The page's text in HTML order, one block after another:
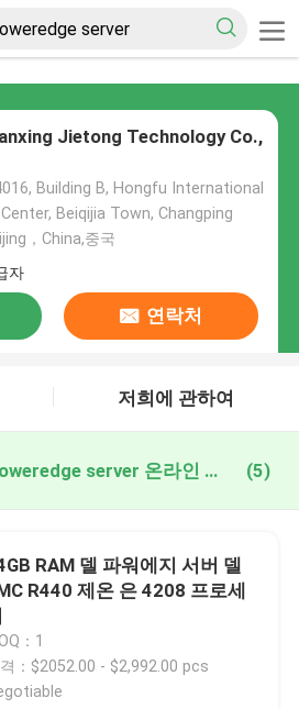
Jietong Technology Co.,
Building B, Hongfu International
Beiqijia Town, Changping
，China,중국
자
연락처
저희에 관하여
64gb ram dell poweredge server 온라인 제조 (5)
RAM 델 파워에지 서버 델
R440 제온 은 4208 프로세
：1
：$2052.00 - $2,992.00 pcs